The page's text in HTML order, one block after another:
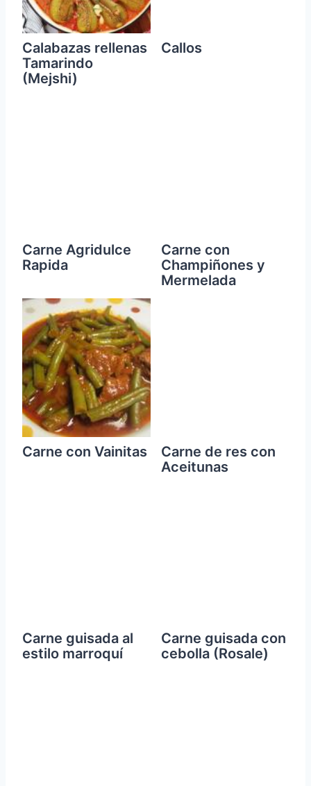
Calabazas rellenas
Tamarindo
(Mejshi)
Callos
Carne Agridulce
Rapida
Carne con
Champiñones y
Mermelada
Carne con Vainitas
Carne de res con
Aceitunas
Carne guisada al
estilo marroquí
Carne guisada con
cebolla (Rosale)